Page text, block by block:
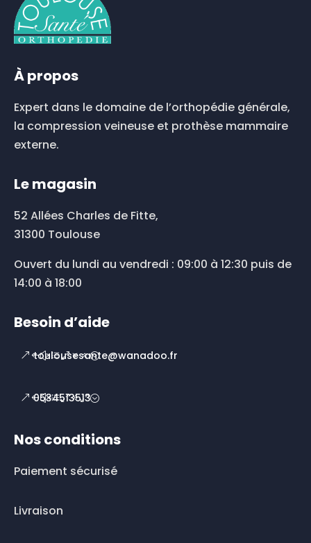
À propos
Expert dans le domaine de l’orthopédie générale,
la compression veineuse et prothèse mammaire
externe.
Le magasin
52 Allées Charles de Fitte,
31300 Toulouse
Ouvert du lundi au vendredi : 09:00 à 12:30 puis de
14:00 à 18:00
Besoin d’aide
toulousesante@wanadoo.fr
0534513513
Nos conditions
Paiement sécurisé
Livraison